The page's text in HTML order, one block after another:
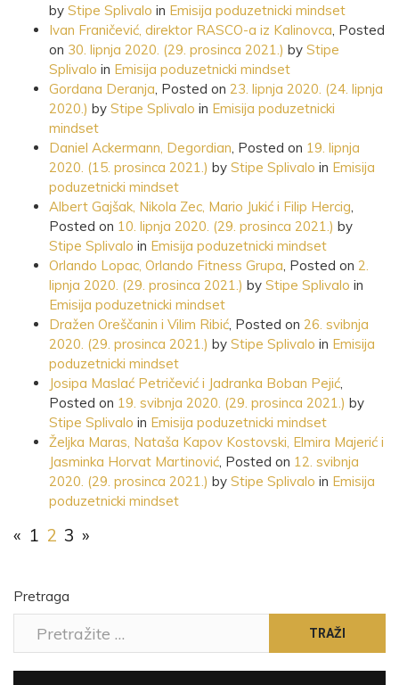
by Stipe Splivalo in Emisija poduzetnicki mindset
Ivan Franičević, direktor RASCO-a iz Kalinovca, Posted
on 30. lipnja 2020. (29. prosinca 2021.) by Stipe
Splivalo in Emisija poduzetnicki mindset
Gordana Deranja, Posted on 23. lipnja 2020. (24. lipnja
2020.) by Stipe Splivalo in Emisija poduzetnicki
mindset
Daniel Ackermann, Degordian, Posted on 19. lipnja
2020. (15. prosinca 2021.) by Stipe Splivalo in Emisija
poduzetnicki mindset
Albert Gajšak, Nikola Zec, Mario Jukić i Filip Hercig,
Posted on 10. lipnja 2020. (29. prosinca 2021.) by
Stipe Splivalo in Emisija poduzetnicki mindset
Orlando Lopac, Orlando Fitness Grupa, Posted on 2.
lipnja 2020. (29. prosinca 2021.) by Stipe Splivalo in
Emisija poduzetnicki mindset
Dražen Oreščanin i Vilim Ribić, Posted on 26. svibnja
2020. (29. prosinca 2021.) by Stipe Splivalo in Emisija
poduzetnicki mindset
Josipa Maslać Petričević i Jadranka Boban Pejić,
Posted on 19. svibnja 2020. (29. prosinca 2021.) by
Stipe Splivalo in Emisija poduzetnicki mindset
Željka Maras, Nataša Kapov Kostovski, Elmira Majerić i
Jasminka Horvat Martinović, Posted on 12. svibnja
2020. (29. prosinca 2021.) by Stipe Splivalo in Emisija
poduzetnicki mindset
« 1 2 3 »
Pretraga
TRAŽI